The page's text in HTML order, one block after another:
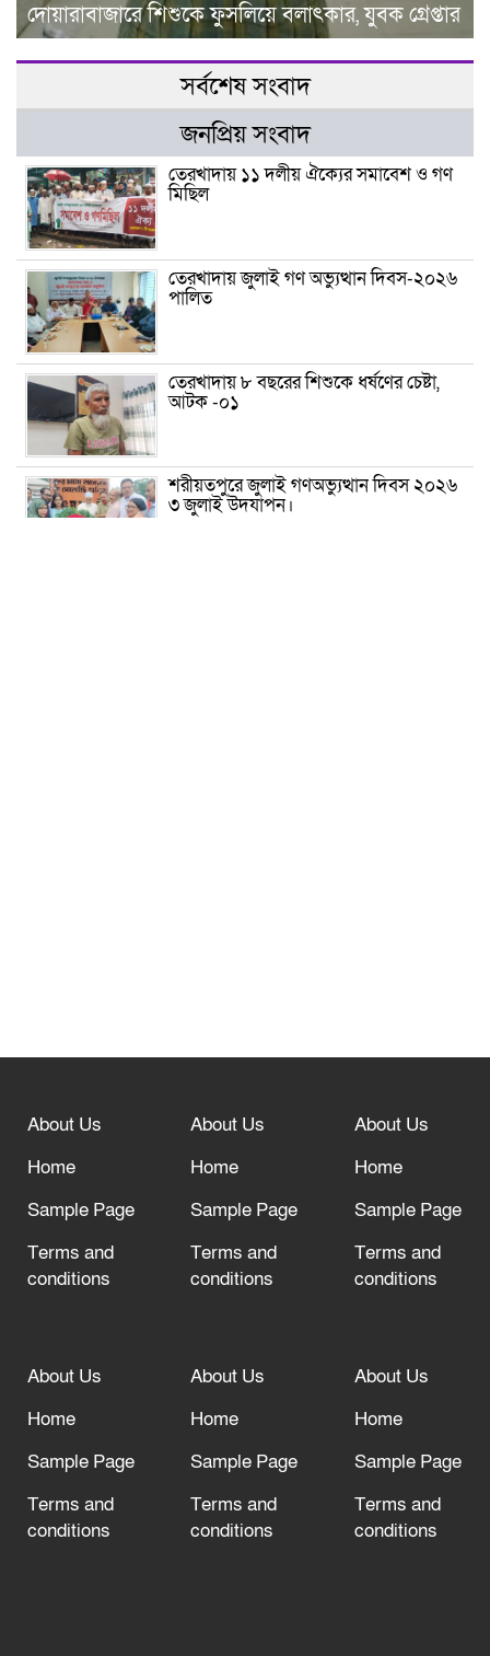
দোয়ারাবাজারে শিশুকে ফুসলিয়ে বলাৎকার, যুবক গ্রেপ্তার
সর্বশেষ সংবাদ
জনপ্রিয় সংবাদ
তেরখাদায় ১১ দলীয় ঐক্যের সমাবেশ ও গণ
মিছিল
তেরখাদায় জুলাই গণ অভ্যুত্থান দিবস-২০২৬
পালিত
তেরখাদায় ৮ বছরের শিশুকে ধর্ষণের চেষ্টা,
আটক -০১
শরীয়তপুরে জুলাই গণঅভ্যুত্থান দিবস ২০২৬
৩ জুলাই উদযাপন।
“অসহযোগ” আন্দোলনের হুমকি
দরজা খোলা রেখেছেন
About Us
Home
Sample Page
Terms and
conditions
About Us
Home
Sample Page
Terms and
conditions
About Us
Home
Sample Page
Terms and
conditions
About Us
Home
Sample Page
Terms and
conditions
About Us
Home
Sample Page
Terms and
conditions
About Us
Home
Sample Page
Terms and
conditions